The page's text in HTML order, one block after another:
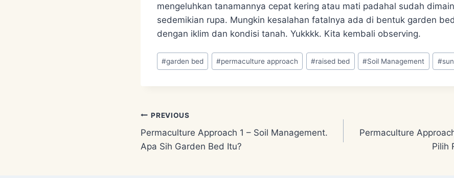
mengeluhkan tanamannya cepat kering atau mati padahal sudah
sedemikian rupa. Mungkin kesalahan fatalnya ada di bentuk garden
dengan iklim dan kondisi tanah. Yukkkk. Kita kembali observing.
Post
Tags:
#garden bed #permaculture approach #raised bed #Soil Management #
Post
navigation
PREVIOUS
Permaculture Approach 1 – Soil Management.
Apa Sih Garden Bed Itu?
Permaculture
Pilih